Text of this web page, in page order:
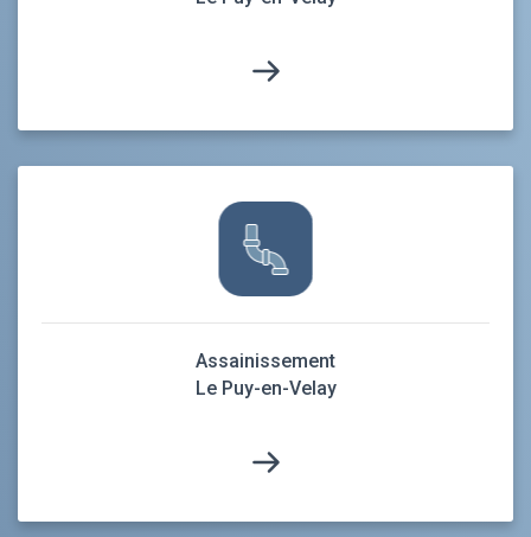
Assainissement
Le Puy-en-Velay